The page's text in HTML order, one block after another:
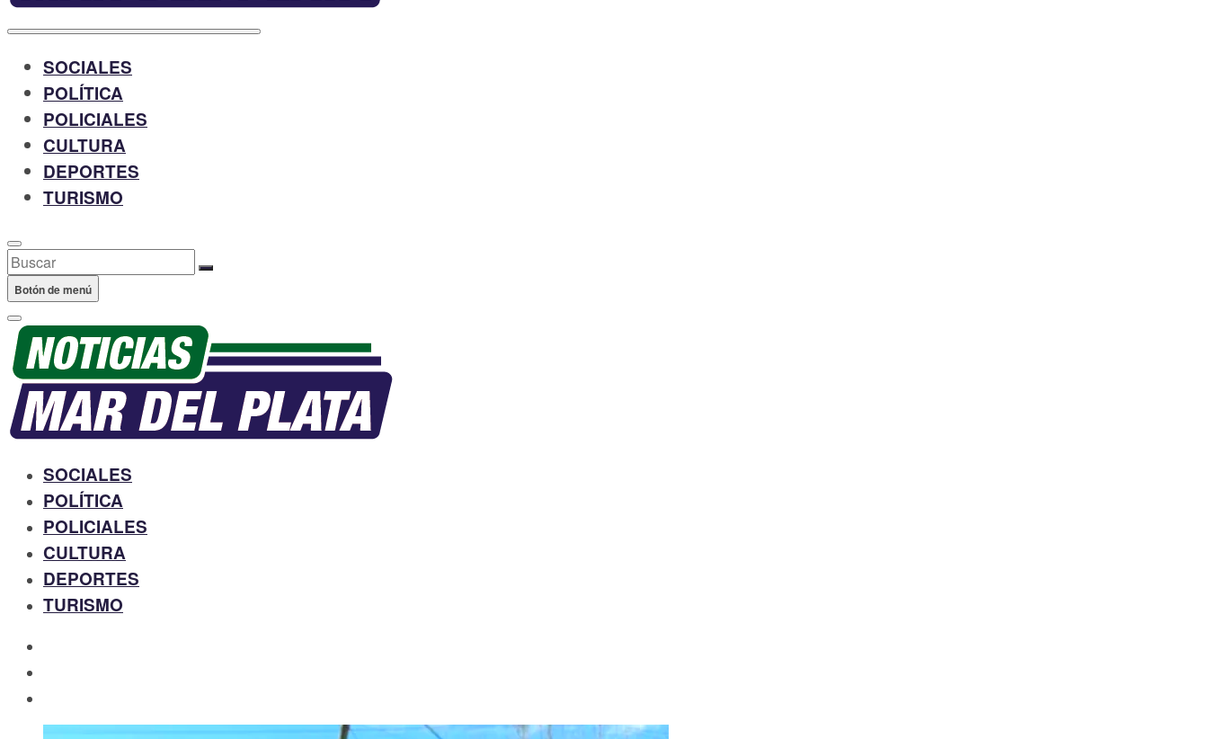
SOCIALES
POLÍTICA
POLICIALES
CULTURA
DEPORTES
TURISMO
Buscar
Botón de menú
SOCIALES
POLÍTICA
POLICIALES
CULTURA
DEPORTES
TURISMO